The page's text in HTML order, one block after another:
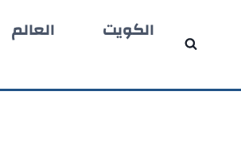
المحتوى
الكويت العالم